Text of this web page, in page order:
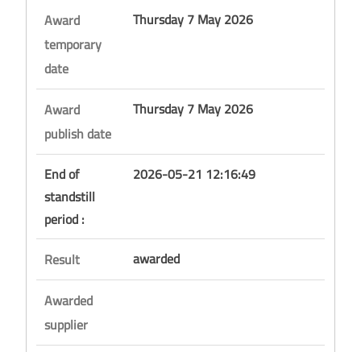
Award
temporary
date
Thursday 7 May 2026
Award
publish date
Thursday 7 May 2026
End of
standstill
period :
2026-05-21 12:16:49
Result
awarded
Awarded
supplier